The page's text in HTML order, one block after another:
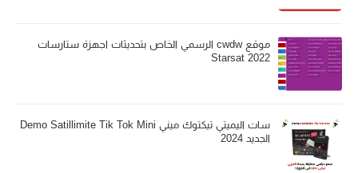
موقع cwdw الرسمي الخاص بتحديثات اجهزة ستارسات
Starsat 2022
سات اليميتي تيكتوك ميني Demo Satillimite Tik Tok Mini
الجديد 2024